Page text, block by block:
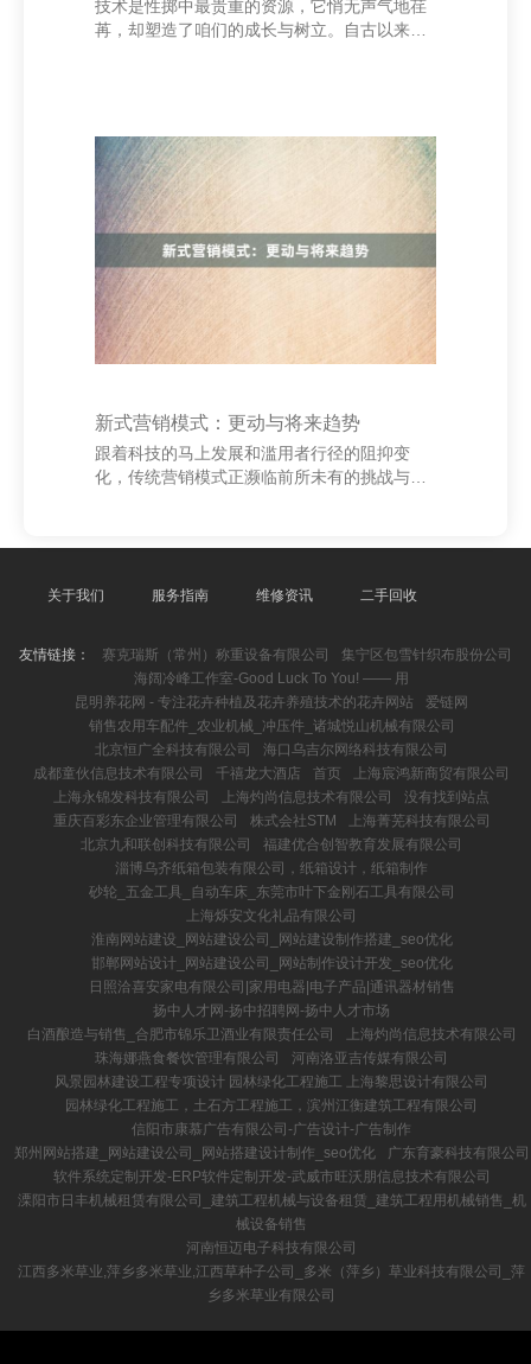
技术是性掷中最贵重的资源，它悄无声气地荏
苒，却塑造了咱们的成长与树立。自古以来上
说过，强调了技术的突出与不成逆性。而“寸阴
尺璧，寸金难买寸光阴”则用凡俗的言语教唆东
谈主们珍惜每一分每一秒。古罗马形而上学家
塞涅卡也说过：“东谈主生如朝露，顷刻间即
逝。”这句话谈出了技术的顷然与东谈主生的无
常。 在文体作品中，技术更是被赋予了丰富的
象征意
新式营销模式：更动与将来趋势
跟着科技的马上发展和滥用者行径的阻抑变
化，传统营销模式正濒临前所未有的挑战与机
企业赢得市集的进军技能。 最初，数据初始的
能时间，企业大致更准确地分析用户需求，完
次，酬酢电商和本色营销迅速发展。通过酬酢
媒体平台，品牌不错与滥用者修复更致密的相
干，增强用户粘性。同期，短视频、直播等形
状的兴起，使营销愈加活泼、互动性强。 安徽
灿飞能源有限公司
关于我们 服务指南 维修资讯 二手回收
友情链接： 赛克瑞斯（常州）称重设备有限公司
集宁区包雪针织布股份公司
海阔冷峰工作室-Good Luck To You! —— 用
昆明养花网 - 专注花卉种植及花卉养殖技术的花卉网站
爱链网
销售农用车配件_农业机械_冲压件_诸城悦山机械有限公司
北京恒广全科技有限公司
海口乌吉尔网络科技有限公司
成都童伙信息技术有限公司
千禧龙大酒店 首页
上海宸鸿新商贸有限公司
上海永锦发科技有限公司
上海灼尚信息技术有限公司
没有找到站点
重庆百彩东企业管理有限公司
株式会社STM
上海菁芜科技有限公司
北京九和联创科技有限公司
福建优合创智教育发展有限公司
淄博乌齐纸箱包装有限公司，纸箱设计，纸箱制作
砂轮_五金工具_自动车床_东莞市叶下金刚石工具有限公司
上海烁安文化礼品有限公司
淮南网站建设_网站建设公司_网站建设制作搭建_seo优化
邯郸网站设计_网站建设公司_网站制作设计开发_seo优化
日照洽喜安家电有限公司|家用电器|电子产品|通讯器材销售
扬中人才网-扬中招聘网-扬中人才市场
白酒酿造与销售_合肥市锦乐卫酒业有限责任公司
上海灼尚信息技术有限公司
珠海娜燕食餐饮管理有限公司
河南洛亚吉传媒有限公司
风景园林建设工程专项设计 园林绿化工程施工 上海黎思设计有限公司
园林绿化工程施工，土石方工程施工，滨州江衡建筑工程有限公司
信阳市康慕广告有限公司-广告设计-广告制作
郑州网站搭建_网站建设公司_网站搭建设计制作_seo优化
广东育豪科技有限公司
软件系统定制开发-ERP软件定制开发-武威市旺沃朋信息技术有限公司
溧阳市日丰机械租赁有限公司_建筑工程机械与设备租赁_建筑工程用机械销售_机
械设备销售
河南恒迈电子科技有限公司
江西多米草业,萍乡多米草业,江西草种子公司_多米（萍乡）草业科技有限公司_萍
乡多米草业有限公司